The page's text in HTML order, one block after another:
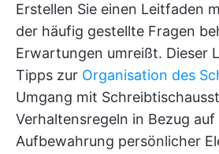
Erstellen Sie einen Leitfaden
der häufig gestellte Fragen
Erwartungen umreißt. Dieser
Tipps zur Organisation des
Umgang mit
Verhaltensregeln in Bezug
Aufbewahrung persönlicher